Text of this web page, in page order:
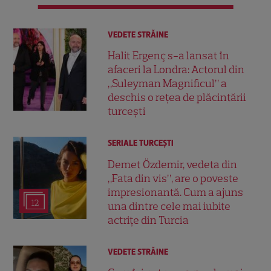
VEDETE STRĂINE
Halit Ergenç s-a lansat în
afaceri la Londra: Actorul din
„Suleyman Magnificul” a
deschis o rețea de plăcintării
turcești
12
SERIALE TURCEŞTI
Demet Özdemir, vedeta din
„Fata din vis”, are o poveste
impresionantă. Cum a ajuns
una dintre cele mai iubite
actrițe din Turcia
VEDETE STRĂINE